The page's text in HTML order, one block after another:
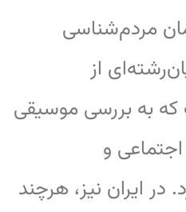
مردم‌شناسی
از
به بررسی موسیقی
و
در ایران نیز، هرچند